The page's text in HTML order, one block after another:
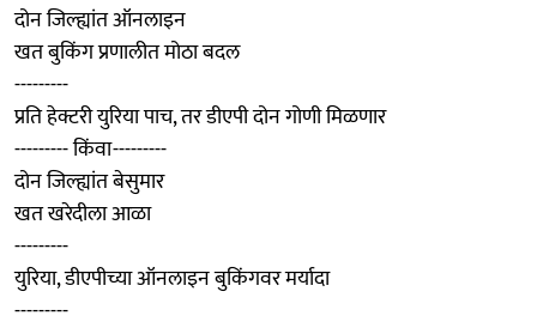
दोन जिल्ह्यांत ऑनलाइन
खत बुकिंग प्रणालीत मोठा बदल
---------
प्रति हेक्टरी युरिया पाच, तर डीएपी दोन गोणी मिळणार
--------- किंवा---------
दोन जिल्ह्यांत बेसुमार
खत खरेदीला आळा
---------
युरिया, डीएपीच्या ऑनलाइन बुकिंगवर मर्यादा
---------